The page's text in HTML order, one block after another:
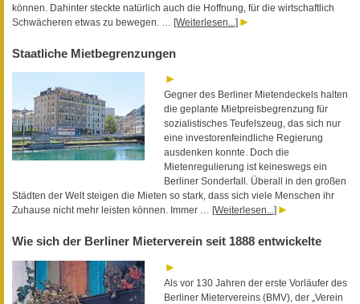
können. Dahinter steckte natürlich auch die Hoffnung, für die wirtschaftlich
Schwächeren etwas zu bewegen. … [Weiterlesen...]
Staatliche Mietbegrenzungen
Gegner des Berliner Mietendeckels halten
die geplante Mietpreisbegrenzung für
sozialistisches Teufelszeug, das sich nur
eine investorenfeindliche Regierung
ausdenken konnte. Doch die
Mietenregulierung ist keineswegs ein
Berliner Sonderfall. Überall in den großen
Städten der Welt steigen die Mieten so stark, dass sich viele Menschen ihr
Zuhause nicht mehr leisten können. Immer … [Weiterlesen...]
Wie sich der Berliner Mieterverein seit 1888 entwickelte
Als vor 130 Jahren der erste Vorläufer des
Berliner Mietervereins (BMV), der „Verein